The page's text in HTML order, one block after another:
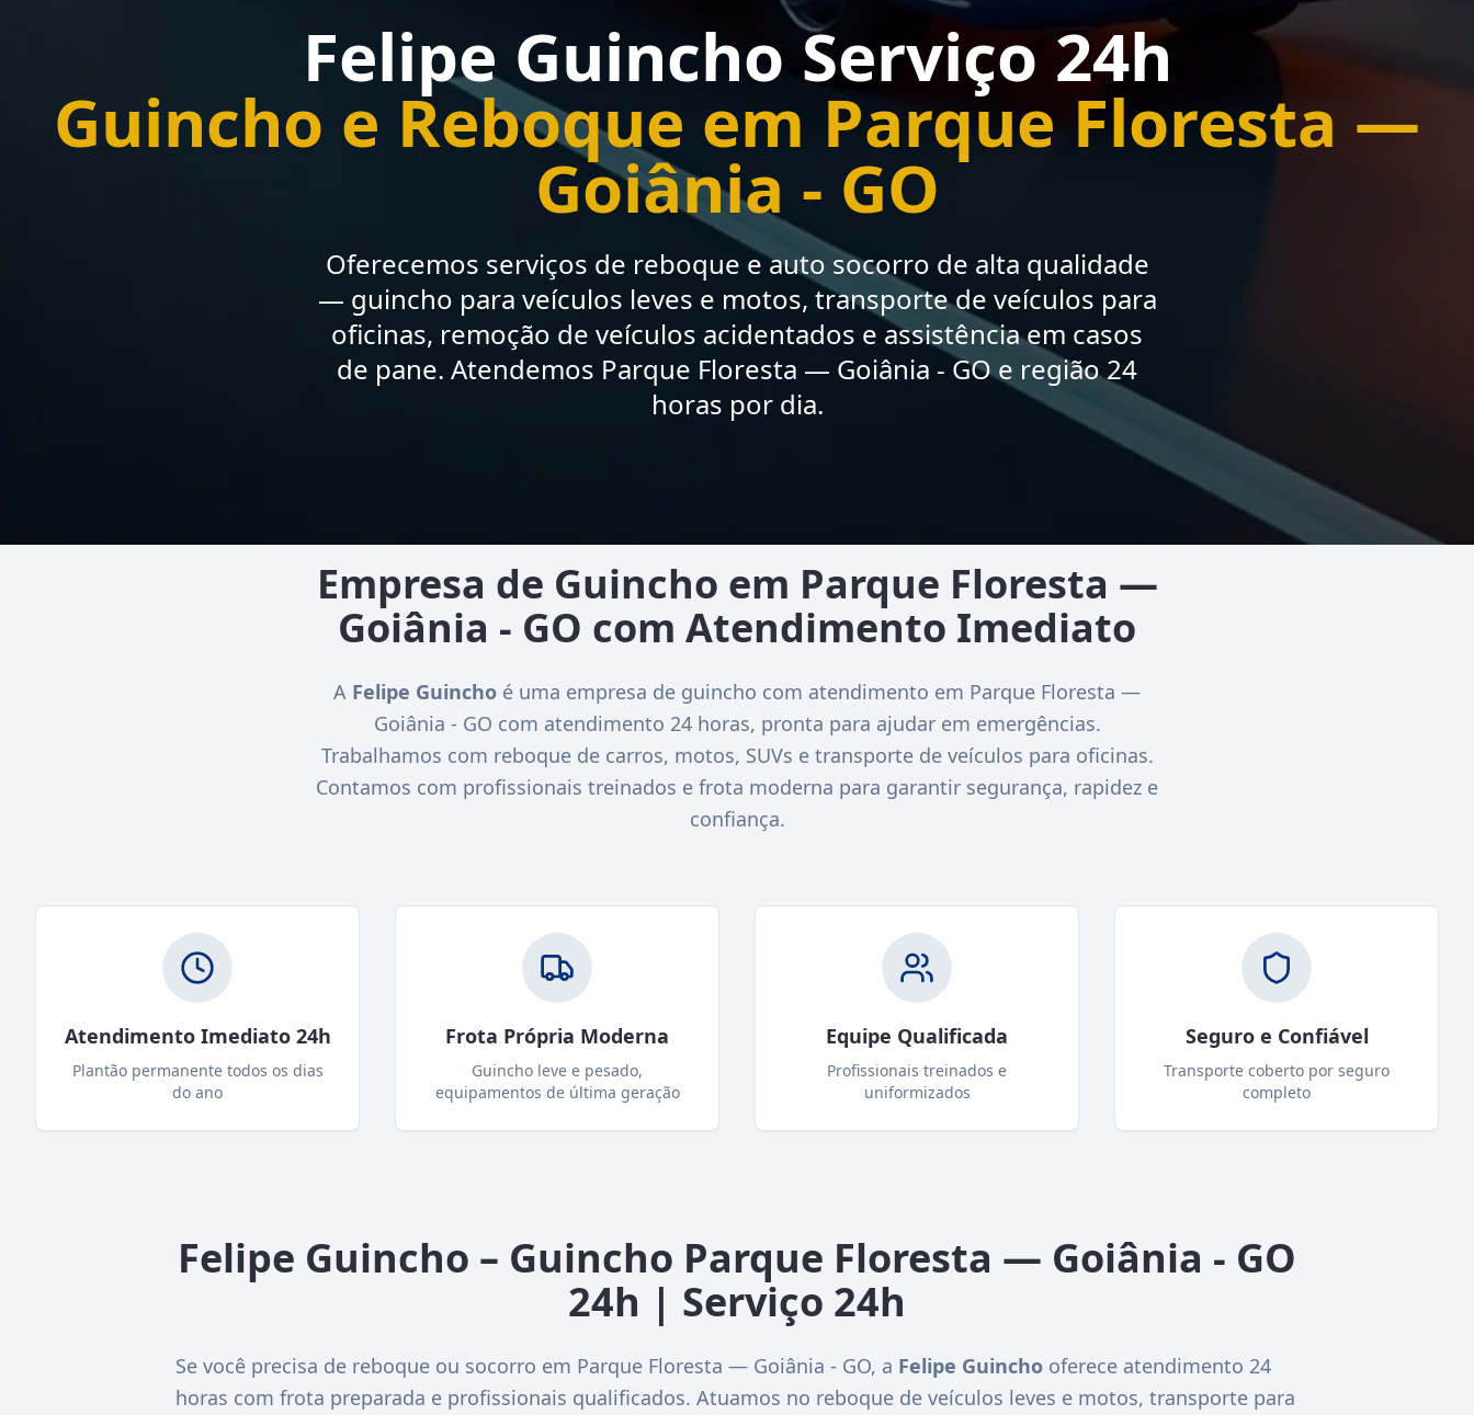
Felipe Guincho Serviço 24h
Guincho e Reboque em Parque Floresta —
Goiânia - GO
Oferecemos serviços de reboque e auto socorro de alta qualidade
— guincho para veículos leves e motos, transporte de veículos para
oficinas, remoção de veículos acidentados e assistência em casos
de pane. Atendemos Parque Floresta — Goiânia - GO e região 24
horas por dia.
Empresa de Guincho em Parque Floresta —
Goiânia - GO com Atendimento Imediato
A Felipe Guincho é uma empresa de guincho com atendimento em Parque Floresta —
Goiânia - GO com atendimento 24 horas, pronta para ajudar em emergências.
Trabalhamos com reboque de carros, motos, SUVs e transporte de veículos para oficinas.
Contamos com profissionais treinados e frota moderna para garantir segurança, rapidez e
confiança.
Atendimento Imediato 24h
Plantão permanente todos os dias
do ano
Frota Própria Moderna
Guincho leve e pesado,
equipamentos de última geração
Equipe Qualificada
Profissionais treinados e
uniformizados
Seguro e Confiável
Transporte coberto por seguro
completo
Felipe Guincho – Guincho Parque Floresta — Goiânia - GO
24h | Serviço 24h
Se você precisa de reboque ou socorro em Parque Floresta — Goiânia - GO, a Felipe Guincho oferece atendimento 24
horas com frota preparada e profissionais qualificados. Atuamos no reboque de veículos leves e motos, transporte para